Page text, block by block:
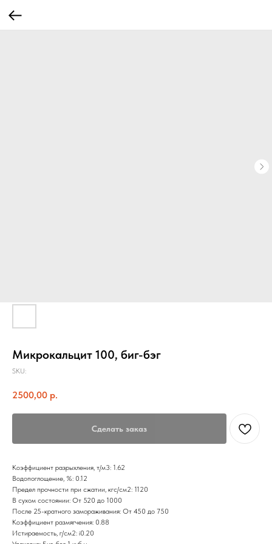
Микрокальцит 100, биг-бэг
SKU:
2500,00 р.
Сделать заказ
Коэффициент разрыхления, т/м3: 1.62
Водопоглощение, %: 0.12
Предел прочности при сжатии, кгс/см2: 1120
В сухом состоянии: От 520 до 1000
После 25-кратного замораживания: От 450 до 750
Коэффициент размягчения: 0.88
Истираемость, г/см2: i0.20